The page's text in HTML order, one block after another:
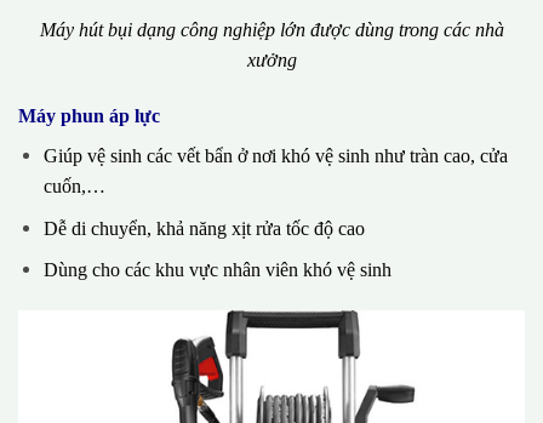
Máy hút bụi dạng công nghiệp lớn được dùng trong các nhà
xưởng
Máy phun áp lực
Giúp vệ sinh các vết bẩn ở nơi khó vệ sinh như tràn cao, cửa
cuốn,…
Dễ di chuyển, khả năng xịt rửa tốc độ cao
Dùng cho các khu vực nhân viên khó vệ sinh